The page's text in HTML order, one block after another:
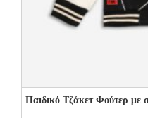
Παιδικό Τζάκετ Φούτερ